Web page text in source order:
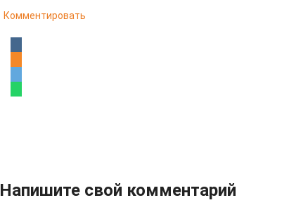
Комментировать
Напишите свой комментарий